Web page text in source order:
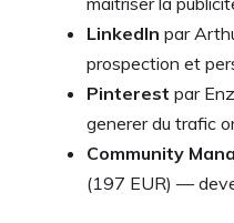
LinkedIn par
prospection et
Pinterest par
generer du trafic
Community
(197 EUR) —